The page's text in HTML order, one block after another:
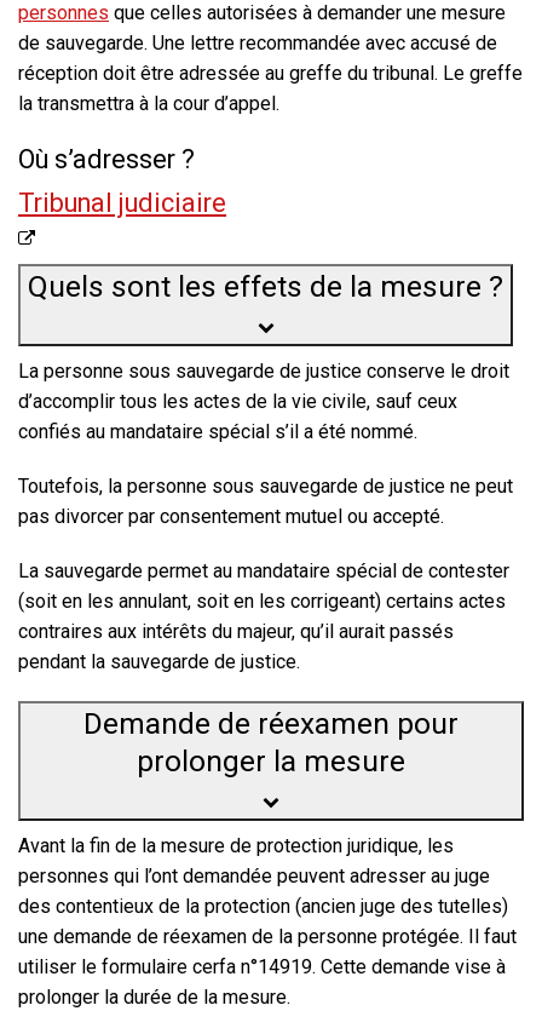
personnes que celles autorisées à demander une mesure
de sauvegarde. Une lettre recommandée avec accusé de
réception doit être adressée au greffe du tribunal. Le greffe
la transmettra à la cour d’appel.
Où s’adresser ?
Tribunal judiciaire
Quels sont les effets de la mesure ?
La personne sous sauvegarde de justice conserve le droit
d’accomplir tous les actes de la vie civile, sauf ceux
confiés au mandataire spécial s’il a été nommé.
Toutefois, la personne sous sauvegarde de justice ne peut
pas divorcer par consentement mutuel ou accepté.
La sauvegarde permet au mandataire spécial de contester
(soit en les annulant, soit en les corrigeant) certains actes
contraires aux intérêts du majeur, qu’il aurait passés
pendant la sauvegarde de justice.
Demande de réexamen pour
prolonger la mesure
Avant la fin de la mesure de protection juridique, les
personnes qui l’ont demandée peuvent adresser au juge
des contentieux de la protection (ancien juge des tutelles)
une demande de réexamen de la personne protégée. Il faut
utiliser le formulaire cerfa n°14919. Cette demande vise à
prolonger la durée de la mesure.